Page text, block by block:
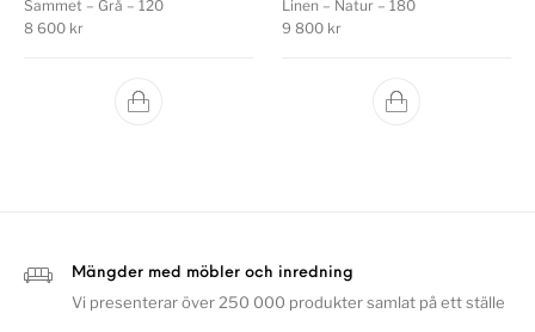
Sammet – Grå – 120
8 600 kr
Linen – Natur – 180
9 800 kr
Mängder med möbler och inredning
Vi presenterar över 250 000 produkter samlat på ett ställe